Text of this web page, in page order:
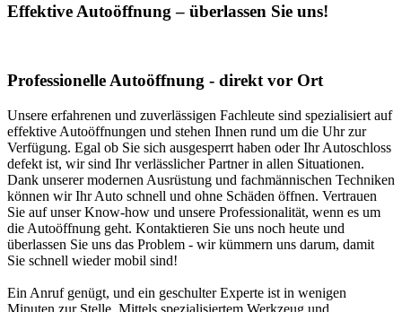
Effektive Autoöffnung – überlassen Sie uns!
Professionelle Autoöffnung - direkt vor Ort
Unsere erfahrenen und zuverlässigen Fachleute sind spezialisiert auf
effektive Autoöffnungen und stehen Ihnen rund um die Uhr zur
Verfügung. Egal ob Sie sich ausgesperrt haben oder Ihr Autoschloss
defekt ist, wir sind Ihr verlässlicher Partner in allen Situationen.
Dank unserer modernen Ausrüstung und fachmännischen Techniken
können wir Ihr Auto schnell und ohne Schäden öffnen. Vertrauen
Sie auf unser Know-how und unsere Professionalität, wenn es um
die Autoöffnung geht. Kontaktieren Sie uns noch heute und
überlassen Sie uns das Problem - wir kümmern uns darum, damit
Sie schnell wieder mobil sind!
Ein Anruf genügt, und ein geschulter Experte ist in wenigen
Minuten zur Stelle. Mittels spezialisiertem Werkzeug und